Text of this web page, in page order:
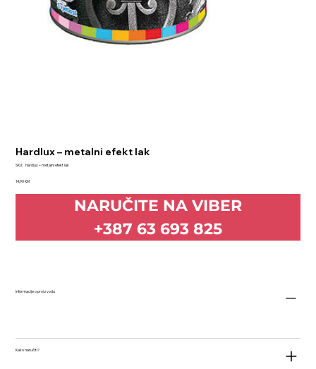
Hardlux – metalni efekt lak
SKU:
SKU
–
Hardlux – metalni efekt lak
Price
14,90 KM
NARUČITE NA VIBER
+387 63 693 825
Informacije o proizvodu
Kako naručiti?